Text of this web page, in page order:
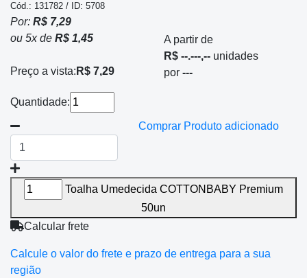
Cód.: 131782 / ID: 5708
Por: R$ 7,29
ou 5xde R$ 1,45
Preço a vista: R$ 7,29
A partir de
R$ --.---,-- unidades
por ---
Quantidade:
Comprar Produto adicionado
Toalha Umedecida COTTONBABY Premium
50un
Calcular frete
Calcule o valor do frete e prazo de entrega para a sua
região